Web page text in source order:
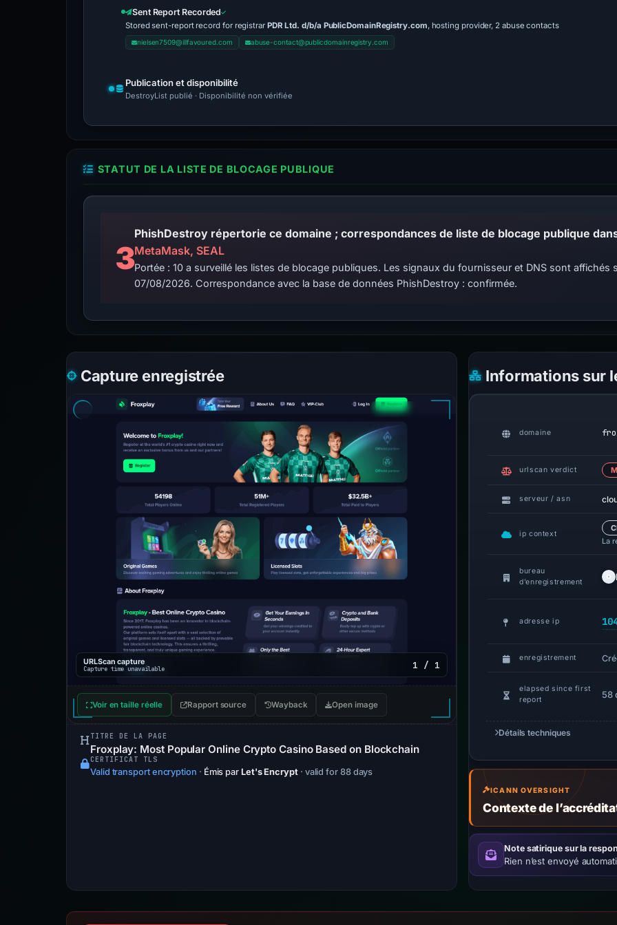
Sent Report Recorded
Stored sent-report record for registrar PDR Ltd. d/b/a PublicDomainRegistry.com, hosting provider, 2 abuse contacts
nielsen7509@illfavoured.com abuse-contact@publicdomainregistry.com
Publication et disponibilité
DestroyList publié · Disponibilité non vérifiée
STATUT DE LA LISTE DE BLOCAGE PUBLIQUE
3MetaMask, SEAL
Portée : 10 a surveillé les listes de blocage publiques. Les signaux du fournisseur et DNS sont
07/08/2026. Correspondance avec la base de données PhishDestroy : confirmée.
Capture enregistrée
URLScan capture
Capture time unavailable 1 / 1
Voir en taille réelle Rapport source Wayback Open image
TITRE DE LA PAGE
Froxplay: Most Popular Online Crypto Casino Based on Blockchain
CERTIFICAT TLS
Valid transport encryption · Émis par Let's Encrypt · valid for 88 days
Informations sur
domaine
urlscan verdict
serveur / asn
ip context
La
bureau
d’enregistrement
adresse ip
enregistrement
elapsed since first
report
58
Détails techniques
ICANN OVERSIGHT
Contexte de
Note satirique sur la
Rien n’est envoyé